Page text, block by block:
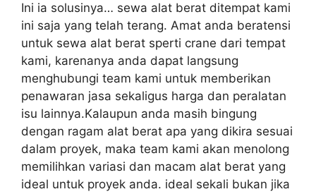
Ini ia solusinya… sewa alat berat ditempat kami
ini saja yang telah terang. Amat anda beratensi
untuk sewa alat berat sperti crane dari tempat
kami, karenanya anda dapat langsung
menghubungi team kami untuk memberikan
penawaran jasa sekaligus harga dan peralatan
isu lainnya.Kalaupun anda masih bingung
dengan ragam alat berat apa yang dikira sesuai
dalam proyek, maka team kami akan menolong
memilihkan variasi dan macam alat berat yang
ideal untuk proyek anda. ideal sekali bukan jika